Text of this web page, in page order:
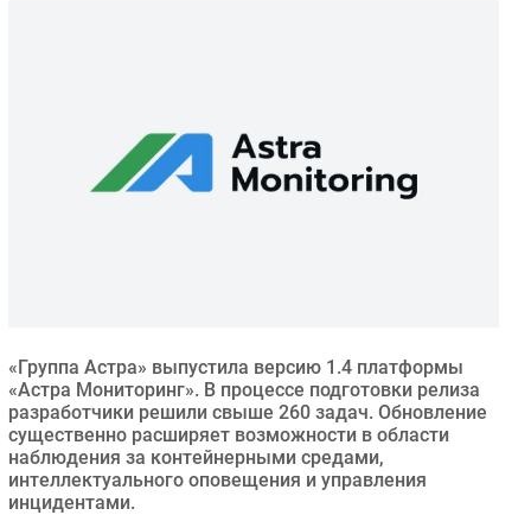
Регулирование
CIO/Управление ИТ
Гаджеты
Здоровье
РАЗДЕЛЫ
«Группа Астра» выпустила версию 1.4 платформы
«Астра Мониторинг». В процессе подготовки релиза
разработчики решили свыше 260 задач. Обновление
существенно расширяет возможности в области
наблюдения за контейнерными средами,
интеллектуального оповещения и управления
инцидентами.